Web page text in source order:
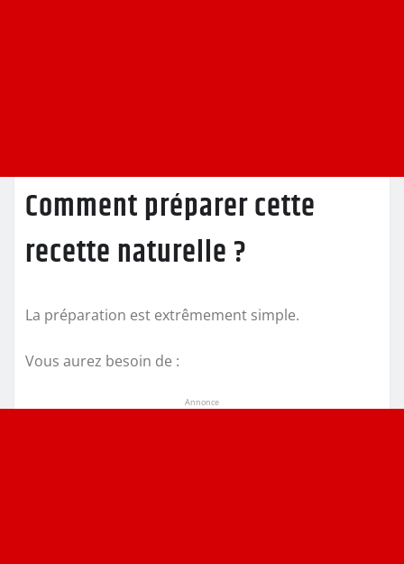
Comment préparer cette
recette naturelle ?
La préparation est extrêmement simple.
Vous aurez besoin de :
Annonce